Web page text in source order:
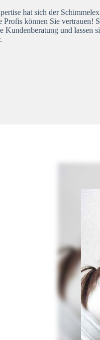
hat sich der
Profis können Sie vertrauen!
Kundenberatung und lassen